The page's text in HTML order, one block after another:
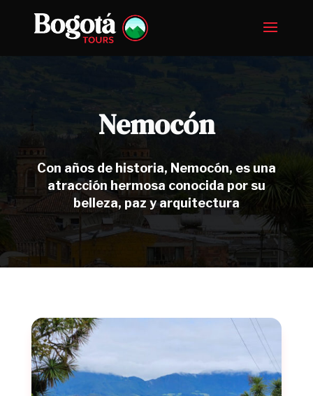
Nemocón
Con años de historia, Nemocón, es una
atracción hermosa conocida por su
belleza, paz y arquitectura